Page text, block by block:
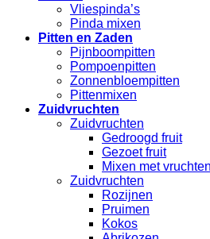
Vliespinda’s
Pinda mixen
Pitten en Zaden
Pijnboompitten
Pompoenpitten
Zonnenbloempitten
Pittenmixen
Zuidvruchten
Zuidvruchten
Gedroogd fruit
Gezoet fruit
Mixen met vruchten
Zuidvruchten
Rozijnen
Pruimen
Kokos